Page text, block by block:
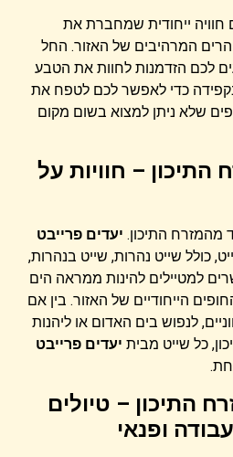
חוויה ייחודית שמחברת את
המרהיבים של האזור. החל
לכם הזדמנות לחוות את הטבע
כדי לאפשר לכם לטפח את
שלא ניתן למצוא בשום מקום
התיכון – חוויות על
מהמזרח התיכון. יעדים פרייבט
כולל שייט נהרות, שייט בנהרות,
למטיילים להינות ממראה הים
הייחודיים של האזור. בין אם
לנפוש בים האדום או ליהנות
כל שייט מבית יעדים פרייבט
התיכון – טיולים
ופנאי